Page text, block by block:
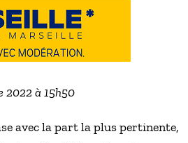
2022 à 15h50
avec la part la plus pertinente,